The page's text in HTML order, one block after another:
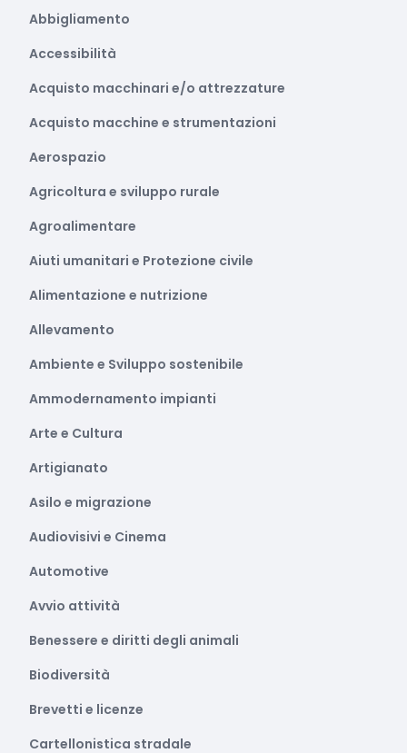
Abbigliamento
Accessibilità
Acquisto macchinari e/o attrezzature
Acquisto macchine e strumentazioni
Aerospazio
Agricoltura e sviluppo rurale
Agroalimentare
Aiuti umanitari e Protezione civile
Alimentazione e nutrizione
Allevamento
Ambiente e Sviluppo sostenibile
Ammodernamento impianti
Arte e Cultura
Artigianato
Asilo e migrazione
Audiovisivi e Cinema
Automotive
Avvio attività
Benessere e diritti degli animali
Biodiversità
Brevetti e licenze
Cartellonistica stradale